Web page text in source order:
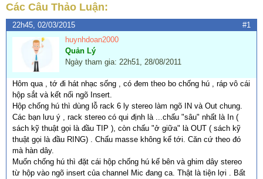
Các Câu Thảo Luận:
22h45, 02/03/2015
#1
huynhdoan2000
Quản Lý
Ngày tham gia: 22h51, 28/08/2011
Hôm qua , tớ đi hát nhạc sống , có đem theo bo chống hú , ráp vô cái
hộp sắt và kết nối ngõ Insert.
Hộp chống hú thì dùng lỗ rack 6 ly stereo làm ngõ IN và Out chung.
Các bạn lưu ý , rack stereo có qui định là ...chấu "sâu" nhất là In (
sách kỹ thuật gọi là đầu TIP ), còn chấu "ở giữa" là OUT ( sách kỹ
thuật gọi là đầu RING) . Chấu masse không kể tới. Căn cứ theo đó
mà hàn dây.
Muốn chống hú thì đặt cái hộp chống hú kế bên và ghim dây stereo
từ hộp vào ngõ insert của channel Mic đang ca. Thật là tiện lợi . Bất